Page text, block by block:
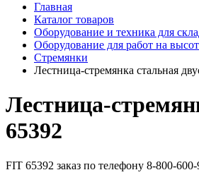
Главная
Каталог товаров
Оборудование и техника для
Оборудование для работ на
Стремянки
Лестница-стремянка стальная
Лестница-
65392
FIT 65392 заказ по телефону 8-800-